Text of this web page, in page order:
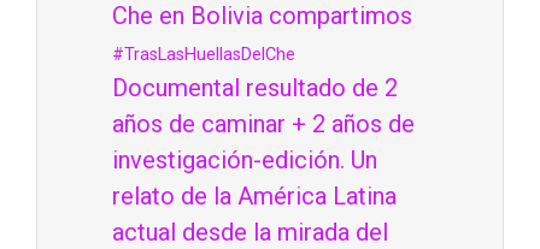
Che en Bolivia compartimos
#TrasLasHuellasDelChe
Documental resultado de 2
años de caminar + 2 años de
investigación-edición. Un
relato de la América Latina
actual desde la mirada del